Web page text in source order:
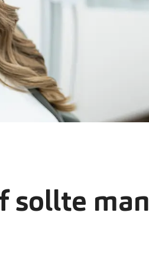
sollte man